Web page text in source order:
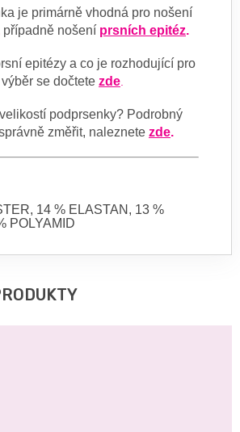
je primárně vhodná pro nošení
případně nošení prsních epitéz.
epitézy a co je rozhodující pro
se dočtete zde.
podprsenky? Podrobný
změřit, naleznete zde.
14 % ELASTAN, 13 %
POLYAMID